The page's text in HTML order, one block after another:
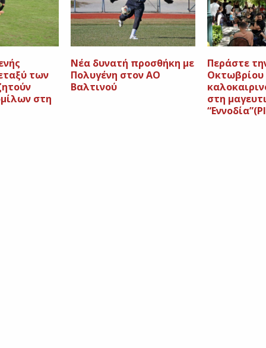
των
στη
Νέα δυνατή προσθήκη με
Πολυγένη στον ΑΟ
Βαλτινού
Περάστε
Οκτωβρίου
στη